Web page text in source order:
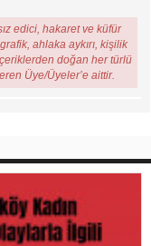
edici, hakaret ve küfür
ahlaka aykırı, kişilik
doğan her türlü
Üye/Üyeler’e aittir.